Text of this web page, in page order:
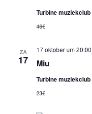
Turbine muziekclub
46€
ZA
17 Miu
17 oktober um 20:00
Turbine muziekclub
23€